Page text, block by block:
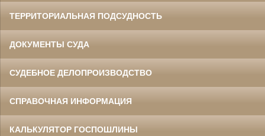
ТЕРРИТОРИАЛЬНАЯ ПОДСУДНОСТЬ
ДОКУМЕНТЫ СУДА
СУДЕБНОЕ ДЕЛОПРОИЗВОДСТВО
СПРАВОЧНАЯ ИНФОРМАЦИЯ
КАЛЬКУЛЯТОР ГОСПОШЛИНЫ